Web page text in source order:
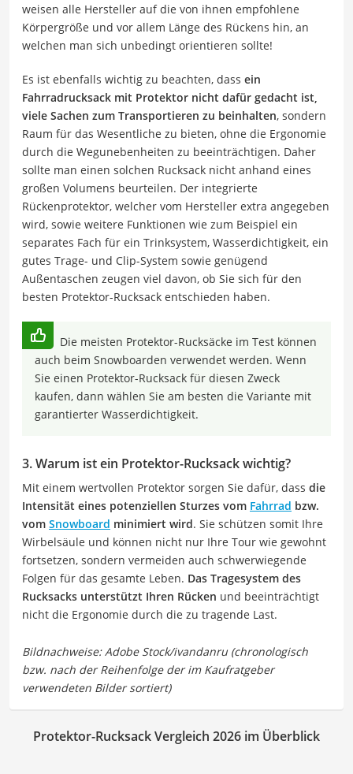
weisen alle Hersteller auf die von ihnen empfohlene
Körpergröße und vor allem Länge des Rückens hin, an
welchen man sich unbedingt orientieren sollte!
Es ist ebenfalls wichtig zu beachten, dass ein
Fahrradrucksack mit Protektor nicht dafür gedacht ist,
viele Sachen zum Transportieren zu beinhalten, sondern
Raum für das Wesentliche zu bieten, ohne die Ergonomie
durch die Wegunebenheiten zu beeinträchtigen. Daher
sollte man einen solchen Rucksack nicht anhand eines
großen Volumens beurteilen. Der integrierte
Rückenprotektor, welcher vom Hersteller extra angegeben
wird, sowie weitere Funktionen wie zum Beispiel ein
separates Fach für ein Trinksystem, Wasserdichtigkeit, ein
gutes Trage- und Clip-System sowie genügend
Außentaschen zeugen viel davon, ob Sie sich für den
besten Protektor-Rucksack entschieden haben.
Die meisten Protektor-Rucksäcke im Test können
auch beim Snowboarden verwendet werden. Wenn
Sie einen Protektor-Rucksack für diesen Zweck
kaufen, dann wählen Sie am besten die Variante mit
garantierter Wasserdichtigkeit.
3. Warum ist ein Protektor-Rucksack wichtig?
Mit einem wertvollen Protektor sorgen Sie dafür, dass die
Intensität eines potenziellen Sturzes vom Fahrrad bzw.
vom Snowboard minimiert wird. Sie schützen somit Ihre
Wirbelsäule und können nicht nur Ihre Tour wie gewohnt
fortsetzen, sondern vermeiden auch schwerwiegende
Folgen für das gesamte Leben. Das Tragesystem des
Rucksacks unterstützt Ihren Rücken und beeinträchtigt
nicht die Ergonomie durch die zu tragende Last.
Protektor-Rucksack Vergleich 2026 im Überblick